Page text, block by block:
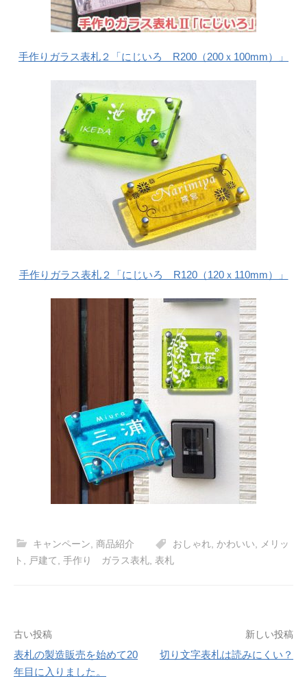
手作りガラス表札２「にじいろ R200（200ｘ100mm）」
手作りガラス表札２「にじいろ R120（120ｘ110mm）」
キャンペーン 商品紹介 おしゃれ かわいい
メリッ
ト
戸建て 手作り ガラス表札 表札
投
稿
ナ
古い投稿
表札の製造販売を始めて20
年目に入りました。
新しい投稿
切り文字表札は読みにくい？